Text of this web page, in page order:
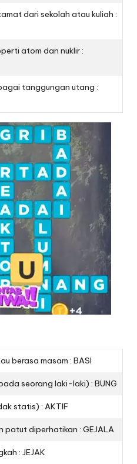
dari sekolah atau kuliah :
atom dan nuklir :
tanggungan utang :
berasa masam : BASI
seorang laki-laki) : BUNG
statis) : AKTIF
patut diperhatikan : GEJALA
: JEJAK